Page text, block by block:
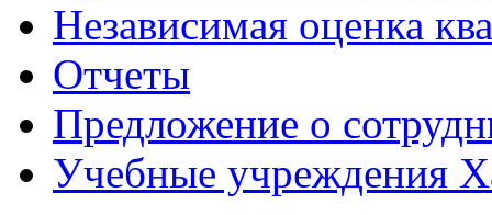
Независимая оценка
Отчеты
Предложение о
Учебные учреждения